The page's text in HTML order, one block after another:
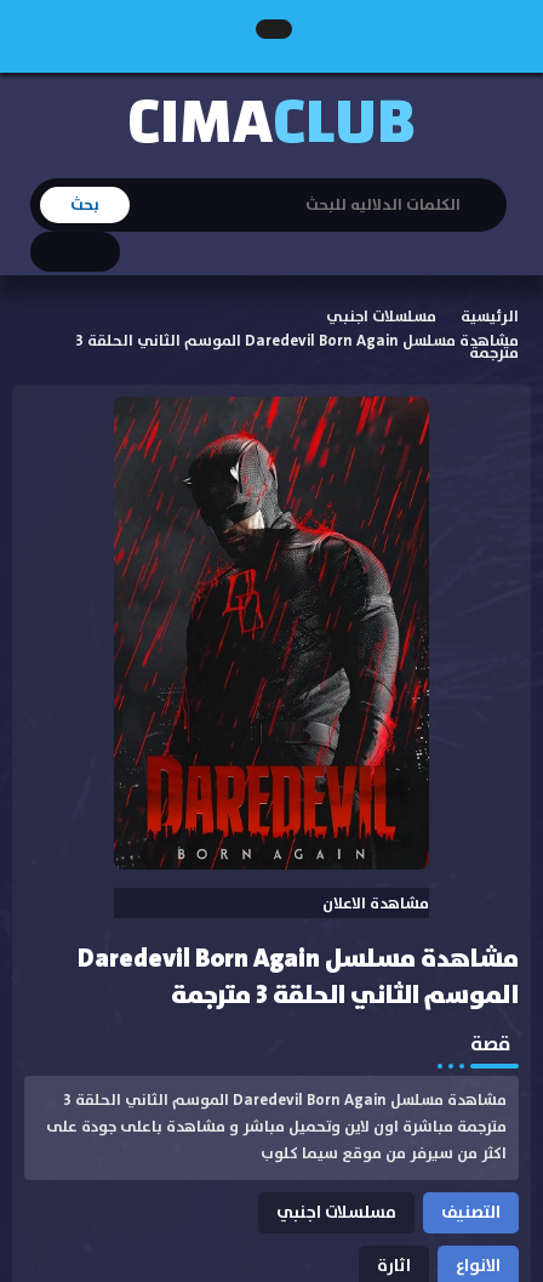
CIMACLUB
الرئيسية
مسلسلات اجنبي
مشاهدة مسلسل Daredevil Born Again الموسم الثاني الحلقة 3
مترجمة
مشاهدة الاعلان
مشاهدة مسلسل Daredevil Born Again
الموسم الثاني الحلقة 3 مترجمة
قصة
مشاهدة مسلسل Daredevil Born Again الموسم الثاني الحلقة 3
مترجمة مباشرة اون لاين وتحميل مباشر و مشاهدة باعلى جودة على
اكثر من سيرفر من موقع سيما كلوب
التصنيف
مسلسلات اجنبي
الانواع
اثارة